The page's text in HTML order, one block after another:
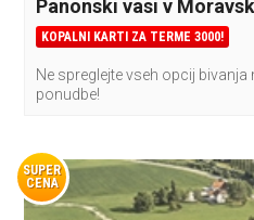
Panonski vasi v
KOPALNI KARTI ZA TERME 3000!
Ne spreglejte vseh opcij
ponudbe!
SUPER
CENA